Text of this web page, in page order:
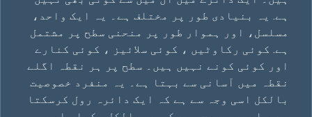
ہے. یہ بنیادی طور پر مختلف ہے۔ یہ ایک واحد،
مسلسل، اور ہموار طور پر منحنی سطح پر مشتمل
ہے. کوئی رکاوٹیں ، کوئی سلائیز ، کوئی کنارے
اور کوئی کونے نہیں ہیں۔ سطح پر ہر نقطہ اگلے
نقطہ میں آسانی سے بہتا ہے۔ یہ منفرد خصوصیت
بالکل اسی وجہ سے ہے کہ ایک دائرہ رول کرسکتا